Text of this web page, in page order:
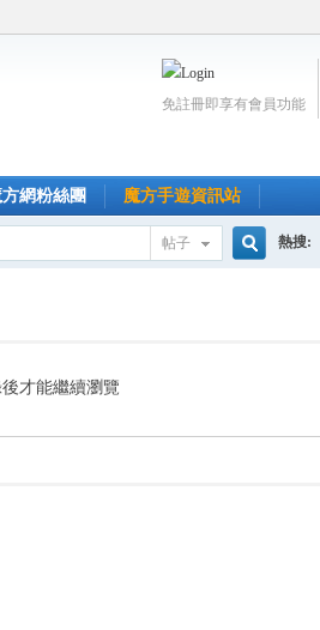
免註冊即享有會員功能
方網粉絲團 魔方手遊資訊站
帖子 熱搜:
才能繼續瀏覽